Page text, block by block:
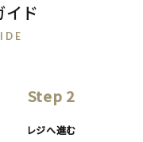
イド
Step 2
レジへ進む